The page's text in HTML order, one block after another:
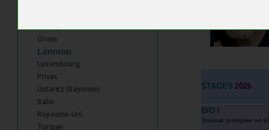
Grues
Lannion
Luxembourg
Privas
Ustaritz (Bayonne)
Italie
Royaume-Uni
Turquie
STAGES 2026
BIO I
Travaux pratiques en